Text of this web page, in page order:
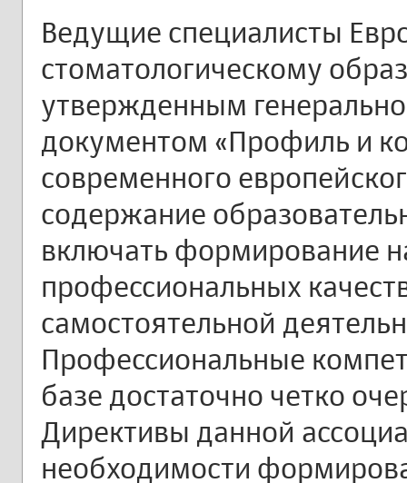
Ведущие специалисты
стоматологическому
утвержденным
документом «Профиль и
современного
содержание
включать формирование
профессиональных
самостоятельной
Профессиональные
базе достаточно четко
Директивы данной
необходимости